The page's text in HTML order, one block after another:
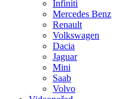
Infiniti
Mercedes Benz
Renault
Volkswagen
Dacia
Jaguar
Mini
Saab
Volvo